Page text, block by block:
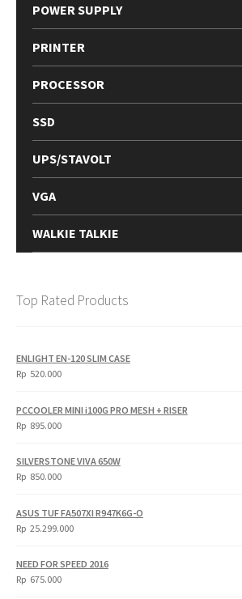
POWER SUPPLY
PRINTER
PROCESSOR
SSD
UPS/STAVOLT
VGA
WALKIE TALKIE
Top Rated Products
ENLIGHT EN-120 SLIM CASE
Rp 520.000
PCCOOLER MINI i100G PRO MESH + RISER
Rp 895.000
SILVERSTONE VIVA 650W
Rp 850.000
ASUS TUF FA507XI R947K6G-O
Rp 25.299.000
NEED FOR SPEED 2016
Rp 675.000